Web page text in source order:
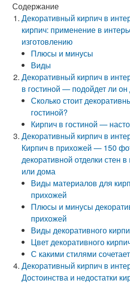
Содержание
Декоративный кирпич в
кирпич: применение в
изготовлению
Плюсы и минусы
Виды
Декоративный кирпич в
в гостиной — подойдет ли
Сколько стоит
гостиной?
Кирпич в гостиной —
Декоративный кирпич в
Кирпич в прихожей — 150
декоративной отделки стен
или дома
Виды материалов для
прихожей
Плюсы и минусы
прихожей
Виды декоративного
Цвет декоративного
С какими стилями
Декоративный кирпич в
Достоинства и недостатки